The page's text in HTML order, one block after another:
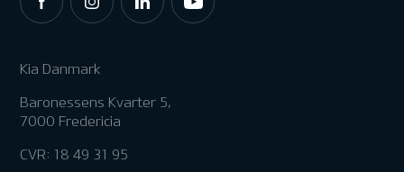
Kia Danmark
Baronessens Kvarter 5,
7000 Fredericia
CVR: 18 49 31 95